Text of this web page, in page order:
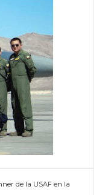
de la USAF en la